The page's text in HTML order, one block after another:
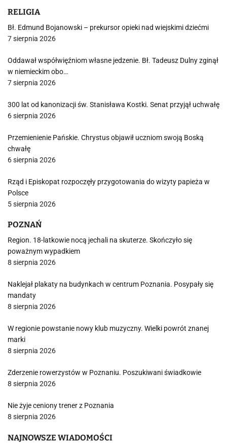
RELIGIA
Bł. Edmund Bojanowski – prekursor opieki nad wiejskimi dziećmi
7 sierpnia 2026
Oddawał współwięźniom własne jedzenie. Bł. Tadeusz Dulny zginął
w niemieckim obo…
7 sierpnia 2026
300 lat od kanonizacji św. Stanisława Kostki. Senat przyjął uchwałę
6 sierpnia 2026
Przemienienie Pańskie. Chrystus objawił uczniom swoją Boską
chwałę
6 sierpnia 2026
Rząd i Episkopat rozpoczęły przygotowania do wizyty papieża w
Polsce
5 sierpnia 2026
POZNAŃ
Region. 18-latkowie nocą jechali na skuterze. Skończyło się
poważnym wypadkiem
8 sierpnia 2026
Naklejał plakaty na budynkach w centrum Poznania. Posypały się
mandaty
8 sierpnia 2026
W regionie powstanie nowy klub muzyczny. Wielki powrót znanej
marki
8 sierpnia 2026
Zderzenie rowerzystów w Poznaniu. Poszukiwani świadkowie
8 sierpnia 2026
Nie żyje ceniony trener z Poznania
8 sierpnia 2026
NAJNOWSZE WIADOMOŚCI